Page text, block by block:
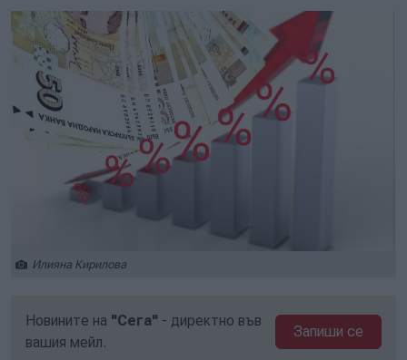
Илияна Кирилова
Новините на "Сега" - директно във
вашия мейл.
Запиши се